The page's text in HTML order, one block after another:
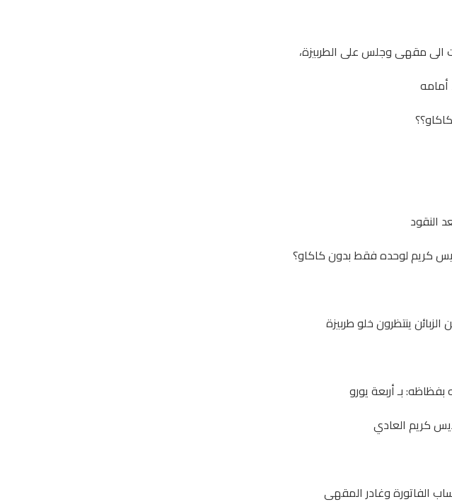
النقود
كريم لوحده فقط بدون كاكاو؟
ينتظرون خلو طربيزة
بفظاظه: بـ أربعة يورو
كريم العادي
الفاتورة وغادر المقهى